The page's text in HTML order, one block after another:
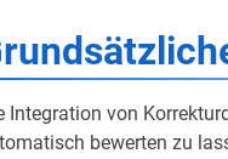
Integration von
bewerten zu